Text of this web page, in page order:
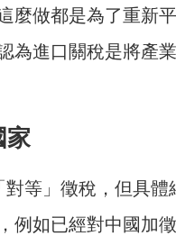
麼做都是為了重新
為進口關稅是將產
家
等」徵稅，但具體
例如已經對中國加